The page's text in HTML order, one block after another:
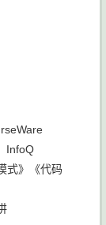
InfoQ
式》《代码